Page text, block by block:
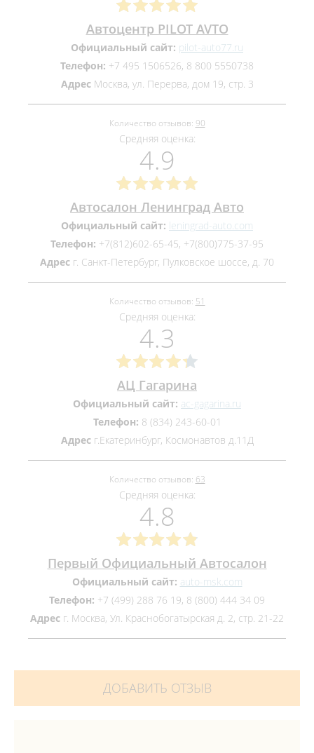
Автоцентр PILOT AVTO
Официальный сайт: pilot-auto77.ru
Телефон: +7 495 1506526, 8 800 5550738
АдресМосква, ул. Перерва, дом 19, стр. 3
Количество отзывов: 90
Средняя оценка:
4.9
Автосалон Ленинград Авто
Официальный сайт: leningrad-auto.com
Телефон: +7(812)602-65-45, +7(800)775-37-95
Адрес г. Санкт-Петербург, Пулковское шоссе, д. 70
Количество отзывов: 51
Средняя оценка:
4.3
АЦ Гагарина
Официальный сайт: ac-gagarina.ru
Телефон: 8 (834) 243-60-01
Адресг.Екатеринбург, Космонавтов д.11Д
Количество отзывов: 63
Средняя оценка:
4.8
Первый Официальный Автосалон
Официальный сайт: auto-msk.com
Телефон: +7 (499) 288 76 19, 8 (800) 444 34 09
Адрес г. Москва, Ул. Краснобогатырская д. 2, стр. 21-22
ДОБАВИТЬ ОТЗЫВ